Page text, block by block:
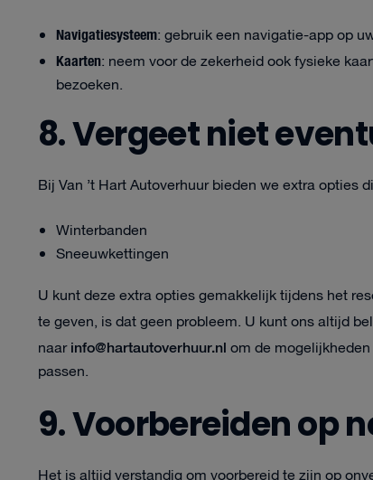
Navigatiesysteem: gebruik een navigatie-app op
Kaarten: neem voor de zekerheid ook fysieke
bezoeken.
8. Vergeet niet
Bij Van ’t Hart Autoverhuur bieden we extra opties
Winterbanden
Sneeuwkettingen
U kunt deze extra opties gemakkelijk tijdens het
te geven, is dat geen probleem. U kunt ons altijd
naarinfo@hartautoverhuur.nl om de
passen.
9. Voorbereiden op